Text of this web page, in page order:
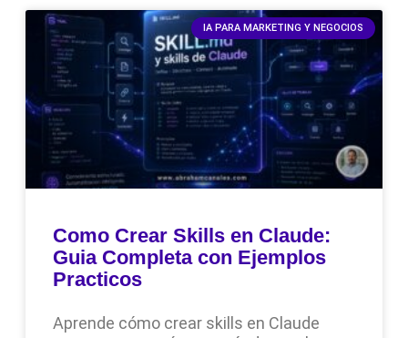
IA PARA MARKETING Y NEGOCIOS
Como Crear Skills en Claude:
Guia Completa con Ejemplos
Practicos
Aprende cómo crear skills en Claude